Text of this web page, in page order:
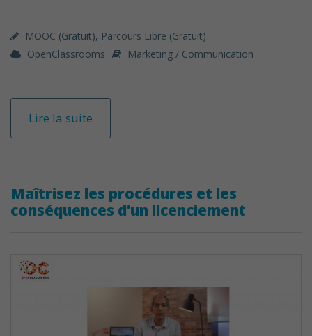
MOOC (gratuit), Parcours Libre (gratuit)
OpenClassrooms
Marketing / Communication
Lire la suite
Maîtrisez les procédures et les
conséquences d’un licenciement